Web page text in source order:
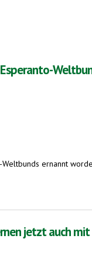
ernannt
einer Humboldt-Professur
jetzt auch